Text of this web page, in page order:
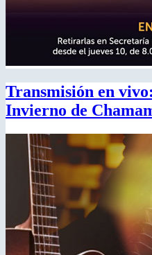
Transmisión en
Invierno de